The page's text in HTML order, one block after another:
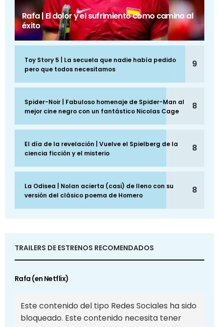
Rafa | El dolor y el sufrimiento como camino al
éxito
Toy Story 5 | La secuela que nadie había pedido
pero que todos necesitamos
9
Spider-Noir | Fabuloso homenaje de Spider-Man al
mejor cine negro con un fantástico Nicolas Cage
8
El día de la revelación | Vuelve el Spielberg de la
ciencia ficción y el misterio
8
La Odisea | Nolan acierta (casi) de lleno con su
versión del clásico poema de Homero
8
TRAILERS DE ESTRENOS RECOMENDADOS
Rafa (en Netflix)
Este contenido del tipo Redes Sociales ha sido
bloqueado. Este contenido necesita tener